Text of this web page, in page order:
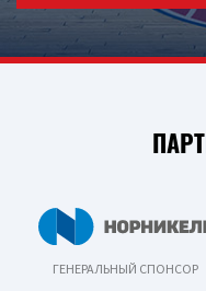
ГЕНЕРАЛЬНЫЙ СПОНСОР